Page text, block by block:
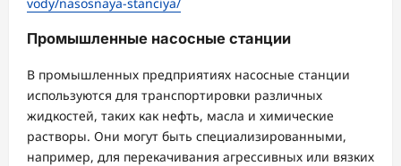
Промышленные насосные станции
В промышленных предприятиях насосные станции
используются для транспортировки различных
жидкостей, таких как нефть, масла и химические
растворы. Они могут быть специализированными,
например, для перекачивания агрессивных или вязких